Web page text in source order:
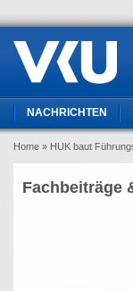
NACHRICHTEN
Home » HUK baut
Fachbeiträge